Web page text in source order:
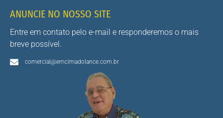
ANUNCIE NO NOSSO SITE
Entre em contato pelo e-mail e responderemos o mais
breve possível.
comercial@emcimadolance.com.br